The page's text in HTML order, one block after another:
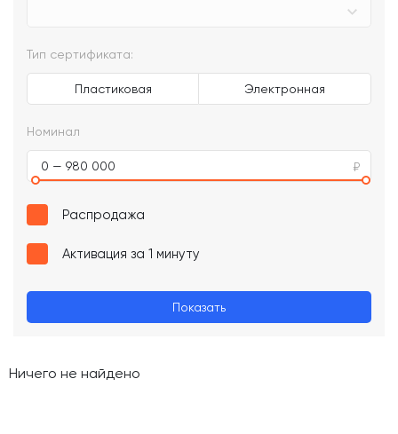
Тип сертификата:
Пластиковая Электронная
Номинал
0 — 980 000
Распродажа
Активация за 1 минуту
Показать
Ничего не найдено